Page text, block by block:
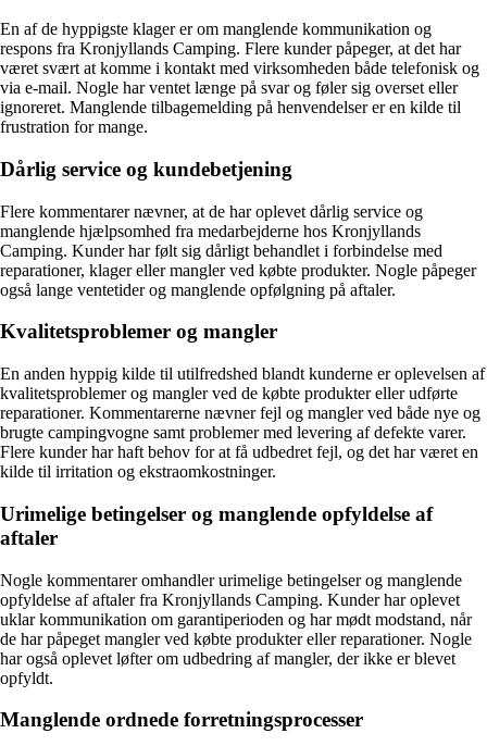
En af de hyppigste klager er om manglende kommunikation og
respons fra Kronjyllands Camping. Flere kunder påpeger, at det har
været svært at komme i kontakt med virksomheden både telefonisk og
via e-mail. Nogle har ventet længe på svar og føler sig overset eller
ignoreret. Manglende tilbagemelding på henvendelser er en kilde til
frustration for mange.
Dårlig service og kundebetjening
Flere kommentarer nævner, at de har oplevet dårlig service og
manglende hjælpsomhed fra medarbejderne hos Kronjyllands
Camping. Kunder har følt sig dårligt behandlet i forbindelse med
reparationer, klager eller mangler ved købte produkter. Nogle påpeger
også lange ventetider og manglende opfølgning på aftaler.
Kvalitetsproblemer og mangler
En anden hyppig kilde til utilfredshed blandt kunderne er oplevelsen af
kvalitetsproblemer og mangler ved de købte produkter eller udførte
reparationer. Kommentarerne nævner fejl og mangler ved både nye og
brugte campingvogne samt problemer med levering af defekte varer.
Flere kunder har haft behov for at få udbedret fejl, og det har været en
kilde til irritation og ekstraomkostninger.
Urimelige betingelser og manglende opfyldelse af
aftaler
Nogle kommentarer omhandler urimelige betingelser og manglende
opfyldelse af aftaler fra Kronjyllands Camping. Kunder har oplevet
uklar kommunikation om garantiperioden og har mødt modstand, når
de har påpeget mangler ved købte produkter eller reparationer. Nogle
har også oplevet løfter om udbedring af mangler, der ikke er blevet
opfyldt.
Manglende ordnede forretningsprocesser